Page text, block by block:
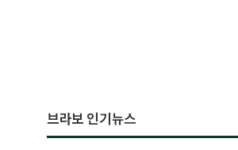
브라보 인기뉴스